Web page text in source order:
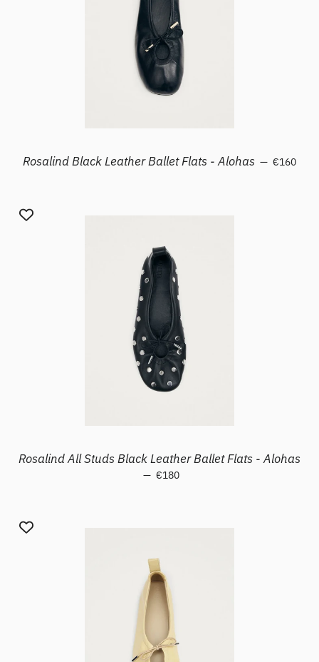
Rosalind Black Leather Ballet Flats - Alohas — Prezzo di
€160
Rosalind All Studs Black Leather Ballet Flats - Alohas
— Prezzo di listino
€180